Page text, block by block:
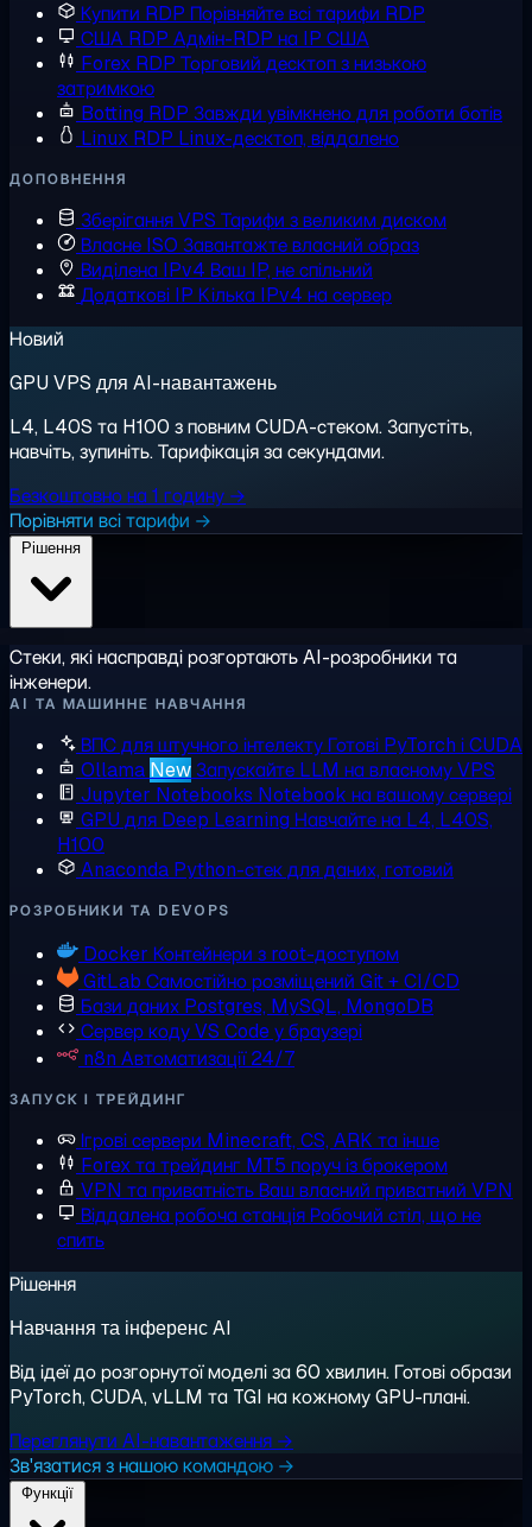
Купити RDP Порівняйте всі тарифи RDP
США RDP Адмін-RDP на IP США
Forex RDP Торговий десктоп з низькою
затримкою
Botting RDP Завжди увімкнено для роботи ботів
Linux RDP Linux-десктоп, віддалено
ДОПОВНЕННЯ
Зберігання VPS Тарифи з великим диском
Власне ISO Завантажте власний образ
Виділена IPv4 Ваш IP, не спільний
Додаткові IP Кілька IPv4 на сервер
Новий
GPU VPS для AI-навантажень
L4, L40S та H100 з повним CUDA-стеком. Запустіть,
навчіть, зупиніть. Тарифікація за секундами.
Безкоштовно на 1 годину →
Порівняти всі тарифи →
Стеки, які насправді розгортають AI-розробники та
інженери.
AI ТА МАШИННЕ НАВЧАННЯ
ВПС для штучного інтелектуГотові PyTorch і CUDA
Ollama NewЗапускайте LLM на власному VPS
Jupyter Notebooks Notebook на вашому сервері
GPU для Deep Learning Навчайте на L4, L40S,
H100
Anaconda Python-стек для даних, готовий
РОЗРОБНИКИ ТА DEVOPS
Docker Контейнери з root-доступом
GitLab Самостійно розміщений Git + CI/CD
Бази даних Postgres, MySQL, MongoDB
Сервер кодуVS Code у браузері
n8n Автоматизації 24/7
ЗАПУСК І ТРЕЙДИНГ
Ігрові сервери Minecraft, CS, ARK та інше
Forex та трейдинг MT5 поруч із брокером
VPN та приватністьВаш власний приватний VPN
Віддалена робоча станціяРобочий стіл, що не
спить
Рішення
Навчання та інференс AI
Від ідеї до розгорнутої моделі за 60 хвилин. Готові образи
PyTorch, CUDA, vLLM та TGI на кожному GPU-плані.
Переглянути AI-навантаження →
Зв'язатися з нашою командою →